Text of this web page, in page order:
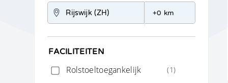
FACILITEITEN
Rolstoeltoegankelijk (1)